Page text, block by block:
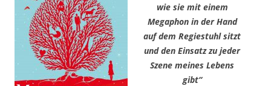
wie sie mit einem
Megaphon in der Hand
auf dem Regiestuhl sitzt
und den Einsatz zu jeder
Szene meines Lebens
gibt“